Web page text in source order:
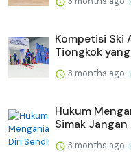
Kompetisi Ski
Tiongkok yang
3 months ago
Hukum
Simak Jangan
3 months ago